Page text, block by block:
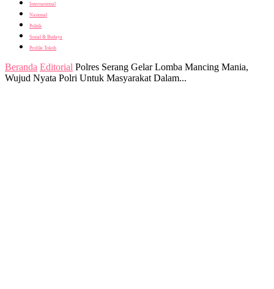
Internasional
Nasional
Politik
Sosial & Budaya
Profile Tokoh
Beranda Editorial Polres Serang Gelar Lomba Mancing Mania,
Wujud Nyata Polri Untuk Masyarakat Dalam...